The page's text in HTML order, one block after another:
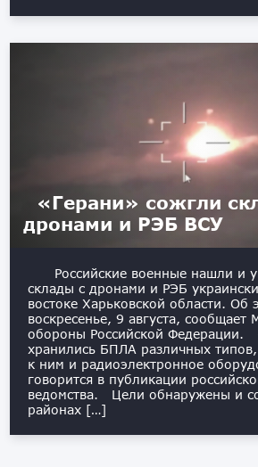
«Герани» сожгли
дронами и РЭБ ВСУ
Российские военные нашли и
склады с дронами и РЭБ
востоке Харьковской области. Об
воскресенье, 9 августа, сообщает
обороны Российской Федерации.
хранились БПЛА различных
к ним и радиоэлектронное
говорится в публикации
ведомства. Цели обнаружены и
районах […]